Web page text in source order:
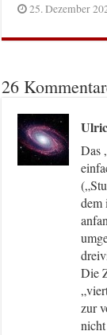
25. Dezember
26
Das
dem
Die
zur